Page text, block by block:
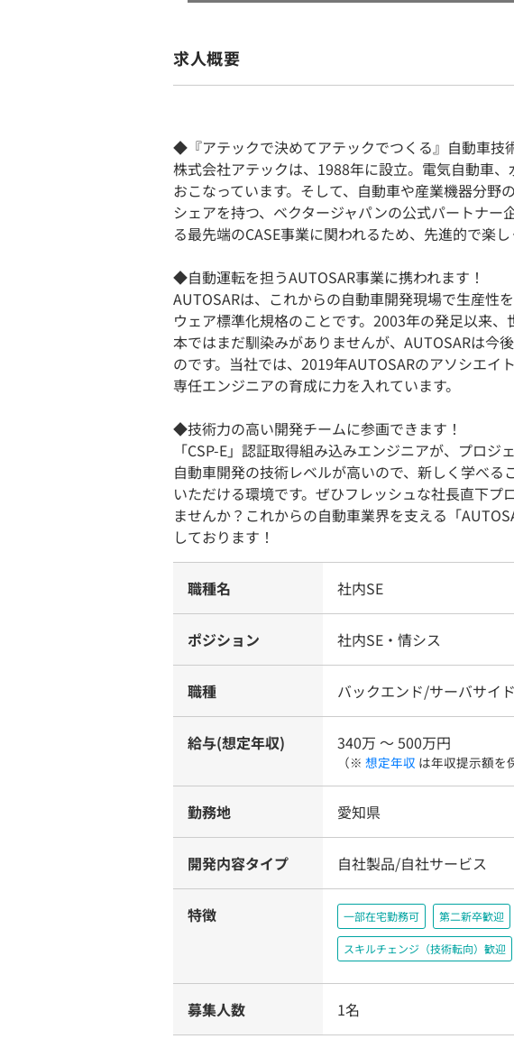
求人概要
◆『アテックで決めてアテックでつくる』自動車技
株式会社アテックは、1988年に設立。電気自動車
おこなっています。そして、自動車や産業機器分野
シェアを持つ、ベクタージャパンの公式パートナー
る最先端のCASE事業に関われるため、先進的で楽
◆自動運転を担うAUTOSAR事業に携われます！
AUTOSARは、これからの自動車開発現場で生産性
ウェア標準化規格のことです。2003年の発足以来
本ではまだ馴染みがありませんが、AUTOSARは今
のです。当社では、2019年AUTOSARのアソシエイ
専任エンジニアの育成に力を入れています。
◆技術力の高い開発チームに参画できます！
「CSP-E」認証取得組み込みエンジニアが、プロジ
自動車開発の技術レベルが高いので、新しく学べ
いただける環境です。ぜひフレッシュな社長直下プ
ませんか？これからの自動車業界を支える「
しております！
職種名 社内SE
ポジション 社内SE・情シス
職種 バックエンド/サーバサイド
給与(想定年収) 340万 〜 500万円
（※ 想定年収 は年収提示額を
勤務地 愛知県
開発内容タイプ 自社製品/自社サービス
特徴 一部在宅勤務可 第二新卒歓迎
スキルチェンジ（技術転向）歓迎
募集人数 1名